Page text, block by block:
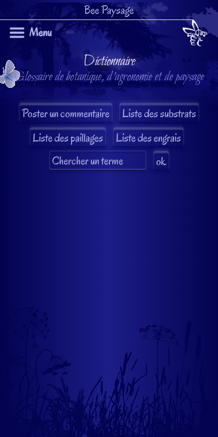
Bee Paysage
Menu
Dictionnaire
Glossaire de botanique, d'agronomie et de paysage
Liste des substrats
Liste des paillages
Liste des engrais